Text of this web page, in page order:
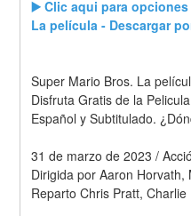
▶️ Clic aqui para
La película - Descargar
Super Mario Bros. La
Disfruta Gratis de la
Español y Subtitulado.
31 de marzo de 2023 /
Dirigida por Aaron Horvath,
Reparto Chris Pratt,